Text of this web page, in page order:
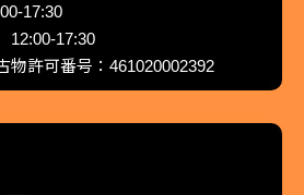
17:30
12:00-17:30
許可番号：461020002392